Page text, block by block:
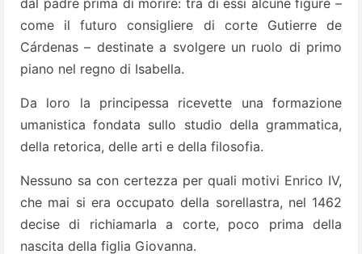
dal padre prima di morire: tra di essi alcune figure –
come il futuro consigliere di corte Gutierre de
Cárdenas – destinate a svolgere un ruolo di primo
piano nel regno di Isabella.
Da loro la principessa ricevette una formazione
umanistica fondata sullo studio della grammatica,
della retorica, delle arti e della filosofia.
Nessuno sa con certezza per quali motivi Enrico IV,
che mai si era occupato della sorellastra, nel 1462
decise di richiamarla a corte, poco prima della
nascita della figlia Giovanna.